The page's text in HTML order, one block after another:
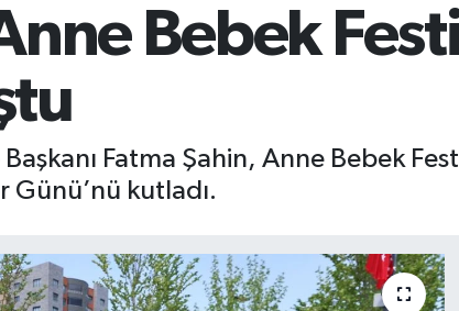
Bebek
Fatma Şahin, Anne Bebek
Günü’nü kutladı.